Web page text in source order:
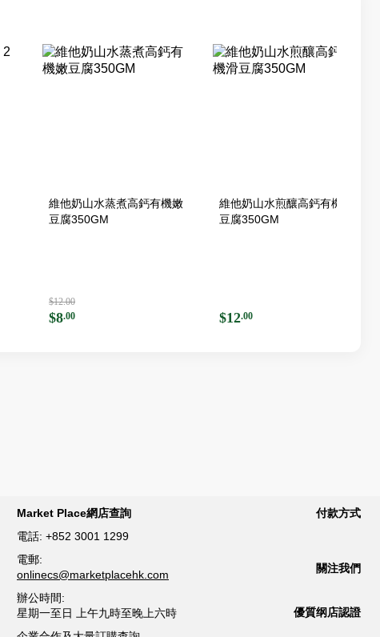
維他奶山水蒸煮高鈣有機嫩
豆腐350GM
$12.00
$8.00
維他奶山水煎釀高鈣有機滑
豆腐350GM
$12.00
Market Place網店查詢
電話: +852 3001 1299
電郵:
onlinecs@marketplacehk.com
辦公時間:
星期一至日 上午九時至晚上六時
付款方式
關注我們
優質纲店認證